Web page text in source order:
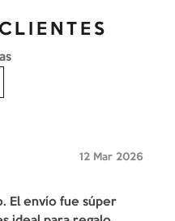
12 Mar 2026
El envío fue súper